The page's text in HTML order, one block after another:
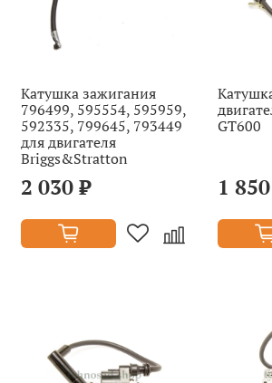
Катушка зажигания
796499, 595554, 595959,
592335, 799645, 793449
для двигателя
Briggs&Stratton
2 030 ₽
GT600
1